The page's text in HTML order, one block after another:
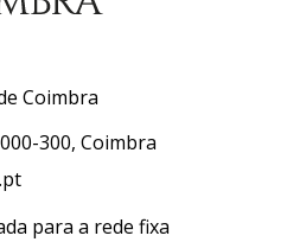
Coimbra
300, Coimbra
para a rede fixa